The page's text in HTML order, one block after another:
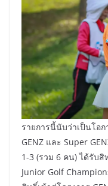
รายการนี้นับว่าเป็นโอ
GENZ และ Super
1-3 (รวม 6 คน) ได้รับ
Junior Golf